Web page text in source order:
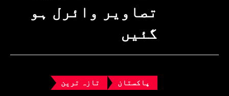
تصاویر وائرل ہو
گئیں
پاکستان تازہ ترین